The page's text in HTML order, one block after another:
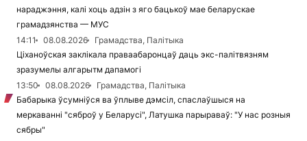
нараджэння, калі хоць адзін з яго бацькоў мае беларускае
грамадзянства — МУС
14:11
08.08.2026
Грамадства, Палітыка
Ціханоўская заклікала праваабаронцаў даць экс-палітвязням
зразумелы алгарытм дапамогі
13:50
08.08.2026
Грамадства, Палітыка
Бабарыка ўсумніўся ва ўплыве дэмсіл, спаслаўшыся на
меркаванні "сяброў у Беларусі", Латушка парыраваў: "У нас розныя
сябры"